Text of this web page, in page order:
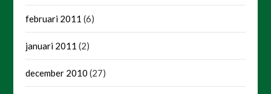
februari 2011 (6)
januari 2011 (2)
december 2010 (27)